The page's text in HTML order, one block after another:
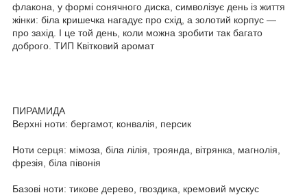
флакона, у формі сонячного диска, символізує день із життя
жінки: біла кришечка нагадує про схід, а золотий корпус —
про захід. І це той день, коли можна зробити так багато
доброго. ТИП Квітковий аромат
ПИРАМИДА
Верхні ноти: бергамот, конвалія, персик
Ноти серця: мімоза, біла лілія, троянда, вітрянка, магнолія,
фрезія, біла півонія
Базові ноти: тикове дерево, гвоздика, кремовий мускус